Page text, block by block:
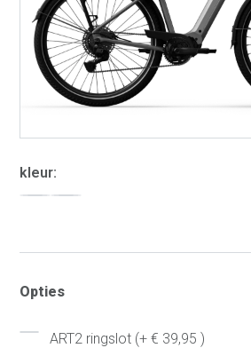
kleur:
Opties
ART2 ringslot (+ € 39,95 )